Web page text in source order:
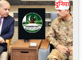
दुनिया